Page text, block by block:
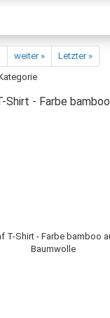
weiter »
Letzter »
Shirt - Farbe